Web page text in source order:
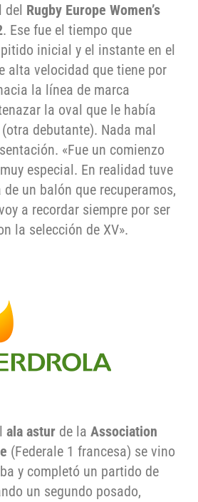
del Rugby Europe Women’s
. Ese fue el tiempo que
inicial y el instante en el
alta velocidad que tiene por
la línea de marca
la oval que le había
(otra debutante). Nada mal
«Fue un comienzo
especial. En realidad tuve
un balón que recuperamos,
a recordar siempre por ser
la selección de XV».
ala astur de la Association
(Federale 1 francesa) se vino
y completó un partido de
un segundo posado,